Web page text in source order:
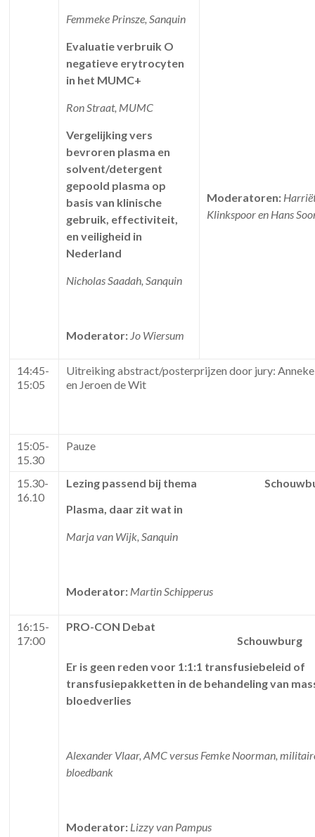
Femmeke Prinsze, Sanquin
Evaluatie verbruik O
negatieve erytrocyten
in het MUMC+
Ron Straat, MUMC
Vergelijking vers
bevroren plasma en
solvent/detergent
gepoold plasma op
basis van klinische
gebruik, effectiviteit,
en veiligheid in
Nederland
Nicholas Saadah, Sanquin
Moderator: Jo Wiersum
Moderatoren:
Klinkspoor en Hans
14:45-
15:05
Uitreiking abstract/posterprijzen door jury:
en Jeroen de Wit
15:05-
15.30
Pauze
15.30-
16.10
Lezing passend bij thema
Plasma, daar zit wat in
Marja van Wijk, Sanquin
Moderator: Martin Schipperus
16:15-
17:00
PRO-CON Debat
Schouwburg
Er is geen reden voor 1:1:1 transfusiebeleid of
transfusiepakketten in de behandeling van
bloedverlies
Alexander Vlaar, AMC versus Femke Noorman,
bloedbank
Moderator: Lizzy van Pampus